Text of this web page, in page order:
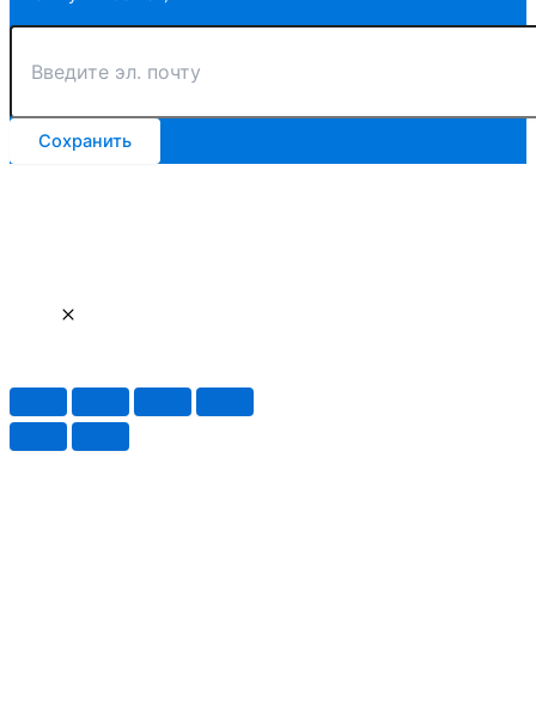
Сохранить